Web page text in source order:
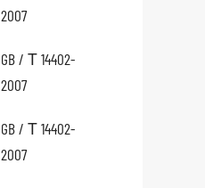
2007
GB / Τ 14402-
2007
GB / Τ 14402-
2007